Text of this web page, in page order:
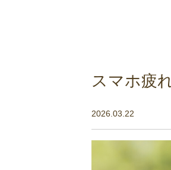
スマホ疲
2026.03.22